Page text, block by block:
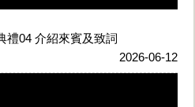
禮04 介紹來賓及致詞
2026-06-12